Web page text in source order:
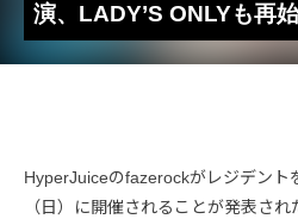
演、LADY’S ONLYも再
HyperJuiceのfazerockがレジデント
（日）に開催されることが発表され